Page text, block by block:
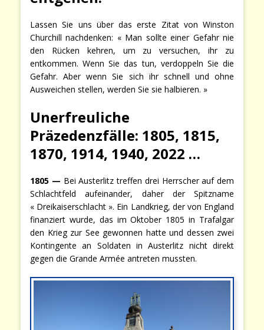
Lassen Sie uns über das erste Zitat von Winston
Churchill nachdenken: « Man sollte einer Gefahr nie
den Rücken kehren, um zu versuchen, ihr zu
entkommen. Wenn Sie das tun, verdoppeln Sie die
Gefahr. Aber wenn Sie sich ihr schnell und ohne
Ausweichen stellen, werden Sie sie halbieren. »
Unerfreuliche
Präzedenzfälle: 1805, 1815,
1870, 1914, 1940, 2022 …
1805 — Bei Austerlitz treffen drei Herrscher auf dem
Schlachtfeld aufeinander, daher der Spitzname
« Dreikaiserschlacht ». Ein Landkrieg, der von England
finanziert wurde, das im Oktober 1805 in Trafalgar
den Krieg zur See gewonnen hatte und dessen zwei
Kontingente an Soldaten in Austerlitz nicht direkt
gegen die Grande Armée antreten mussten.